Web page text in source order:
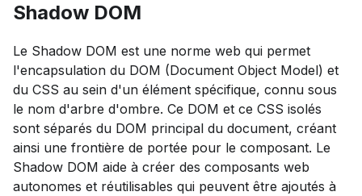
Shadow DOM
Le Shadow DOM est une norme web qui permet
l'encapsulation du DOM (Document Object Model) et
du CSS au sein d'un élément spécifique, connu sous
le nom d'arbre d'ombre. Ce DOM et ce CSS isolés
sont séparés du DOM principal du document, créant
ainsi une frontière de portée pour le composant. Le
Shadow DOM aide à créer des composants web
autonomes et réutilisables qui peuvent être ajoutés à